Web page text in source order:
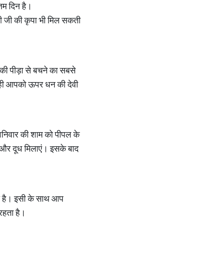
दिन है।
की कृपा भी मिल सकती
पीड़ा से बचने का सबसे
आपको ऊपर धन की देवी
की शाम को पीपल के
दूध मिलाएं। इसके बाद
है। इसी के साथ आप
है।